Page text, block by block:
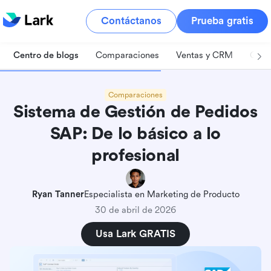
Contáctanos Prueba gratis
Centro de blogs Comparaciones Ventas y CRM
Comparaciones
Sistema de Gestión de Pedidos
SAP: De lo básico a lo
profesional
Ryan TannerEspecialista en Marketing de Producto
30 de abril de 2026
Usa Lark GRATIS